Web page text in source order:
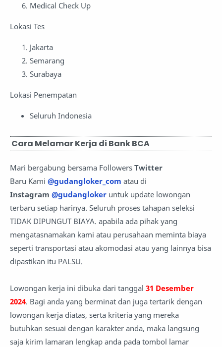
Medical Check Up
Lokasi Tes
Jakarta
Semarang
Surabaya
Lokasi Penempatan
Seluruh Indonesia
Cara Melamar Kerja di Bank BCA
Mari bergabung bersama Followers Twitter
Baru Kami @gudangloker_com atau di
Instagram @gudangloker untuk update lowongan
terbaru setiap harinya. Seluruh proses tahapan seleksi
TIDAK DIPUNGUT BIAYA. apabila ada pihak yang
mengatasnamakan kami atau perusahaan meminta biaya
seperti transportasi atau akomodasi atau yang lainnya bisa
dipastikan itu PALSU.
Lowongan kerja ini dibuka dari tanggal 31 Desember
2024. Bagi anda yang berminat dan juga tertarik dengan
lowongan kerja diatas, serta kriteria yang mereka
butuhkan sesuai dengan karakter anda, maka langsung
saja kirim lamaran lengkap anda pada tombol lamar